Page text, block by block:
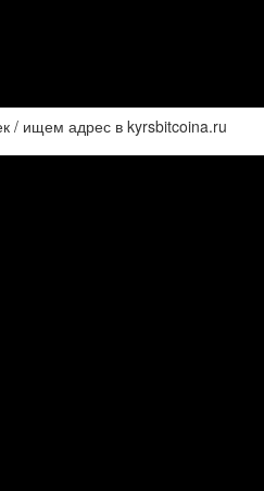
/ ищем адрес в kyrsbitcoina.ru